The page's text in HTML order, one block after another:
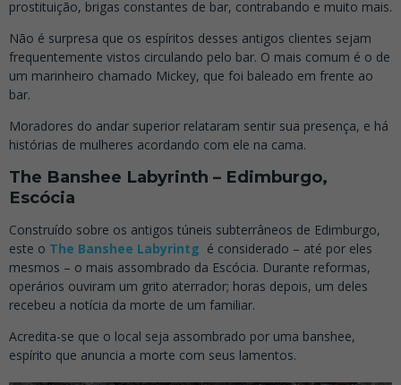
prostituição, brigas constantes de bar, contrabando e muito mais.
Não é surpresa que os espíritos desses antigos clientes sejam
frequentemente vistos circulando pelo bar. O mais comum é o de
um marinheiro chamado Mickey, que foi baleado em frente ao
bar.
Moradores do andar superior relataram sentir sua presença, e há
histórias de mulheres acordando com ele na cama.
The Banshee Labyrinth – Edimburgo,
Escócia
Construído sobre os antigos túneis subterrâneos de Edimburgo,
este o The Banshee Labyrintg é considerado – até por eles
mesmos – o mais assombrado da Escócia. Durante reformas,
operários ouviram um grito aterrador; horas depois, um deles
recebeu a notícia da morte de um familiar.
Acredita-se que o local seja assombrado por uma banshee,
espírito que anuncia a morte com seus lamentos.